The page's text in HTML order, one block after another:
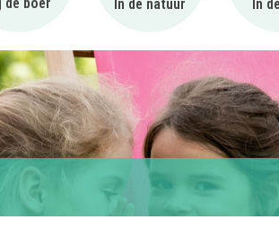
de boer In de natuur In